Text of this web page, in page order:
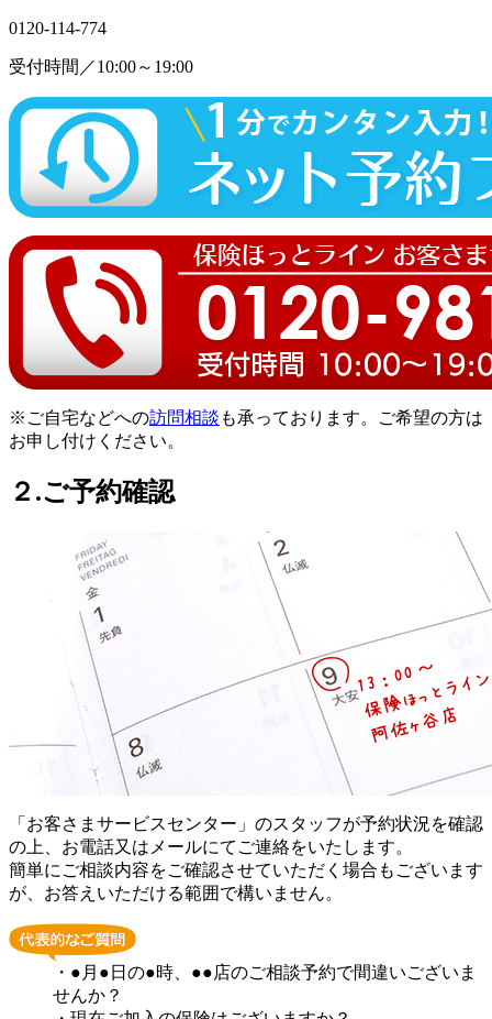
0120-114-774
受付時間／10:00～19:00
※ご自宅などへの訪問相談 も承っております。ご希望の方は
お申し付けください。
２.ご予約確認
「お客さまサービスセンター」のスタッフが予約状況を確認
の上、お電話又はメールにてご連絡をいたします。
簡単にご相談内容をご確認させていただく場合もございます
が、お答えいただける範囲で構いません。
・●月●日の●時、●●店のご相談予約で間違いございま
せんか？